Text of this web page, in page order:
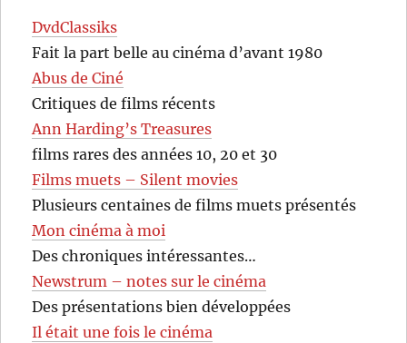
DvdClassiks
Fait la part belle au cinéma d’avant 1980
Abus de Ciné
Critiques de films récents
Ann Harding’s Treasures
films rares des années 10, 20 et 30
Films muets – Silent movies
Plusieurs centaines de films muets présentés
Mon cinéma à moi
Des chroniques intéressantes…
Newstrum – notes sur le cinéma
Des présentations bien développées
Il était une fois le cinéma